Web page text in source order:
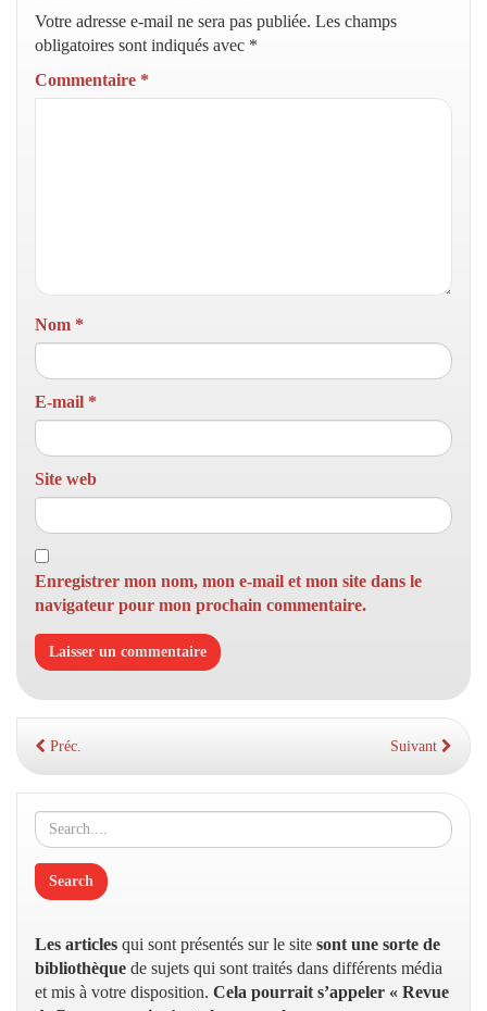
Votre adresse e-mail ne sera pas publiée. Les champs
obligatoires sont indiqués avec *
Commentaire *
Nom *
E-mail *
Site web
Enregistrer mon nom, mon e-mail et mon site dans le
navigateur pour mon prochain commentaire.
Préc. Suivant
Les articles qui sont présentés sur le site sont une sorte de
bibliothèque de sujets qui sont traités dans différents média
et mis à votre disposition. Cela pourrait s’appeler « Revue